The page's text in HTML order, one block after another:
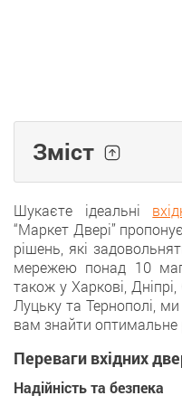
Зміст
Шукаєте ідеальні
“Маркет Двері”
рішень, які
мережею понад 10
також у Харкові,
Луцьку та Тернополі,
вам знайти оптимальне
Переваги вхідних
Надійність та безпека